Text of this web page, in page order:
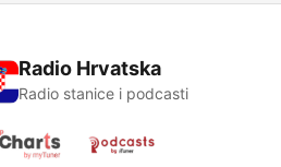
Radio Hrvatska
Radio stanice i podcasti